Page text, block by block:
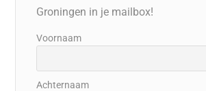
Groningen in je mailbox!
Voornaam
Achternaam